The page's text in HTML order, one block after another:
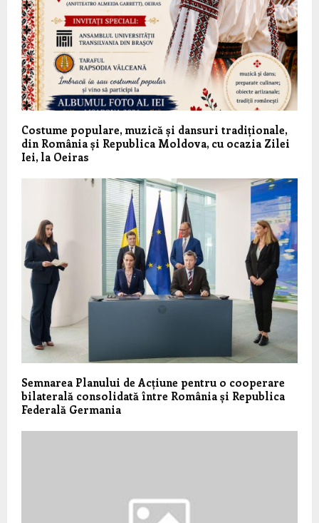
Costume populare, muzică și dansuri tradiționale,
din România și Republica Moldova, cu ocazia Zilei
Iei, la Oeiras
Semnarea Planului de Acțiune pentru o cooperare
bilaterală consolidată între România și Republica
Federală Germania